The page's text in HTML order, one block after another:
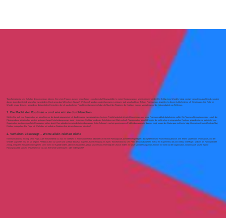
Transformation ist kein Schalter, den wir umlegen können. Sie ist ein Prozess, der uns herausfordert – vor allem als Führungskräfte. In meiner Beratungspraxis sehe ich immer wieder: Der Erfolg eines Wandels hängt weniger von guten Absichten ab, sondern
davon, ob wir bereit sind, uns selbst zu verändern. Doch genau das fällt schwer. Warum? Weil wir oft glauben, andere bewegen zu müssen, statt uns als aktiven Teil des Prozesses zu begreifen. In diesem Artikel möchte ich Sie einladen, Ihre Rolle im
Wandel neu zu denken – anhand von drei zentralen Einsichten, die ich aus konkreten Projekten mitgenommen habe: die Macht der Routinen, die Kraft des eigenen Verhaltens und die Notwendigkeit von Reflexion.
1. Die Macht der Routinen – und wie wir sie durchbrechen
Stellen Sie sich eine Organisation als Maschine vor, die darauf programmiert ist, das Bekannte zu reproduzieren. In einem Projekt begleitete ich ein Unternehmen, das seine Prozesse radikal digitalisieren wollte. Die Teams sollten agiler werden – doch die
Führungsebene blieb in alten Mustern gefangen: lange Entscheidungswege, starre Hierarchien. Sichtbar wurde den Beteiligten zum Glück schnell: Transformation braucht Energie, die nicht schon in eingespielten Routinen gebunden ist. Je optimierter eine
Organisation, desto weniger freie Ressourcen stehen bereit. Das aufzubrechen erfordert einen bewussten Extra-Aufwand – und ein gemeinsames Problembewusstsein, das uns zeigt, warum der Status quo nicht mehr trägt. Ohne diese Klarheit fehlt der Mut,
Risiken einzugehen. Die Frage ist: Wo halten wir selbst an Routinen fest, die wir loslassen müssten?
2. Verhalten überzeugt – Worte allein reichen nicht
Kommunikation ist wichtig, keine Frage. Aber entscheidend ist, was wir vorleben. In einem anderen Fall arbeitete ich mit einer Führungskraft, die Offenheit predigte – doch jede kritische Rückmeldung blockte. Die Teams spürten den Widerspruch, und der
Wandel stagnierte. Erst als sie begann, Feedback aktiv zu suchen und sichtbar darauf zu reagieren, kam Bewegung ins Spiel. Transformation ist kein Plan, den wir abarbeiten. Sie ist ein Experiment, das sich selbst hinterfragt – und uns als Führungskräfte
zwingt, mit gutem Beispiel voranzugehen. Denn wenn wir Agilität fordern, aber in Silos denken, glaubt uns niemand. Hier liegt die Chance: Indem wir unser Verhalten anpassen, können wir nicht nur die Organisation, sondern auch unsere eigene
Führungsqualität stärken. Was leben Sie vor, das Ihre Worte untermauert – oder widerspricht?